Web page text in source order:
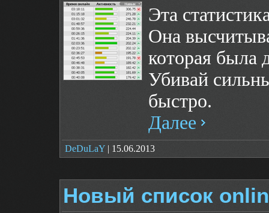
Эта
Она
которая была
Убивай
быстро.
Далее
DeDuLaY | 15.06.2013
Новый список